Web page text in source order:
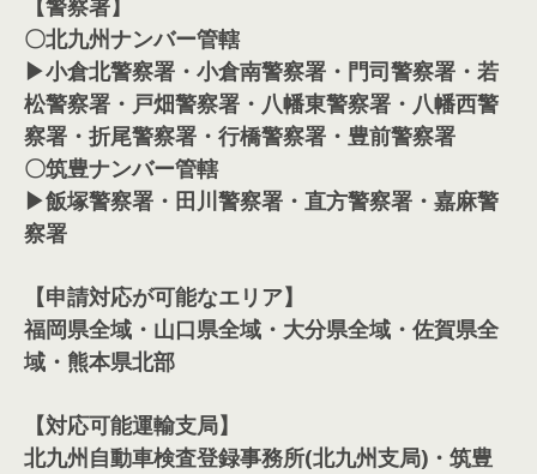
【警察署】
〇北九州ナンバー管轄
▶小倉北警察署・小倉南警察署・門司警察署・若
松警察署・戸畑警察署・八幡東警察署・八幡西警
察署・折尾警察署・行橋警察署・豊前警察署
〇筑豊ナンバー管轄
▶飯塚警察署・田川警察署・直方警察署・嘉麻警
察署
【申請対応が可能なエリア】
福岡県全域・山口県全域・大分県全域・佐賀県全
域・熊本県北部
【対応可能運輸支局】
北九州自動車検査登録事務所(北九州支局)・筑豊